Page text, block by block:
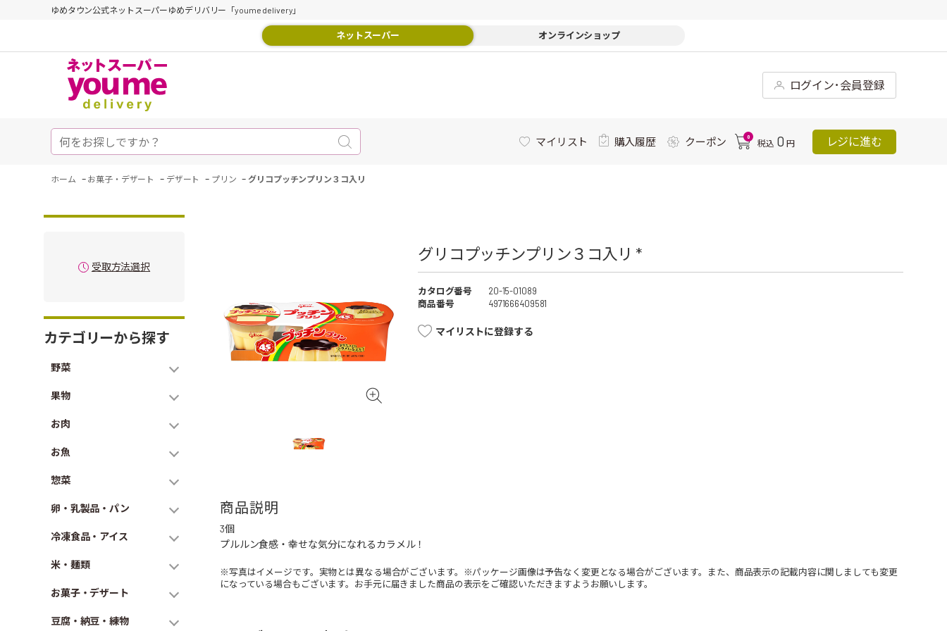
ゆめタウン公式ネットスーパーゆめデリバリー「youme delivery」
ネットスーパー オンラインショップ
ログイン･会員登録
マイリスト 購入履歴 クーポン 0
税込 0 円 レジに進む
ホーム - お菓子・デザート - デザート - プリン -グリコプッチンプリン３コ入リ
受取方法選択
カテゴリーから探す
野菜
果物
お肉
お魚
惣菜
卵・乳製品・パン
冷凍食品・アイス
米・麺類
お菓子・デザート
豆腐・納豆・練物
グリコプッチンプリン３コ入リ *
カタログ番号
20-15-01089
商品番号
4971666409581
マイリストに登録する
商品説明
3個
プルルン食感・幸せな気分になれるカラメル！
※写真はイメージです。実物とは異なる場合がございます。※パッケージ画像は予告なく変更となる場合がございます。また、商品表示の記載内容に関しましても変更
になっている場合もございます。お手元に届きました商品の表示をご確認いただきますようお願いします。